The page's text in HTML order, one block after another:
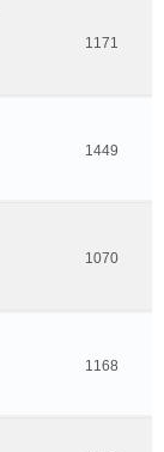
1171
1449
1070
1168